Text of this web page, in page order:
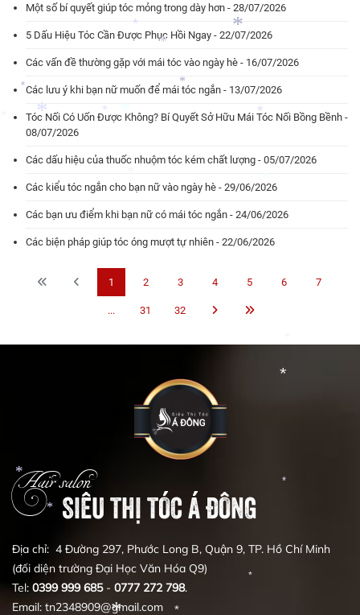
*
*
*
*
*
*
*
*
*
*
Một số bí quyết giúp tóc mỏng trong dày hơn - 28/07/2026
5 Dấu Hiệu Tóc Cần Được Phục Hồi Ngay - 22/07/2026
Các vấn đề thường gặp với mái tóc vào ngày hè - 16/07/2026
Các lưu ý khi bạn nữ muốn để mái tóc ngắn - 13/07/2026
Tóc Nối Có Uốn Được Không? Bí Quyết Sở Hữu Mái Tóc Nối Bồng Bềnh -
08/07/2026
Các dấu hiệu của thuốc nhuộm tóc kém chất lượng - 05/07/2026
Các kiểu tóc ngắn cho bạn nữ vào ngày hè - 29/06/2026
Các bạn ưu điểm khi bạn nữ có mái tóc ngắn - 24/06/2026
Các biện pháp giúp tóc óng mượt tự nhiên - 22/06/2026
1 2 3 4 5 6 7
... 31 32
Hair salon
SIÊU THỊ TÓC Á ĐÔNG
Địa chỉ: 4 Đường 297, Phước Long B, Quận 9, TP. Hồ Chí Minh
(đối diện trường Đại Học Văn Hóa Q9)
Tel: 0399 999 685- 0777 272 798.
Email: tn2348909@gmail.com